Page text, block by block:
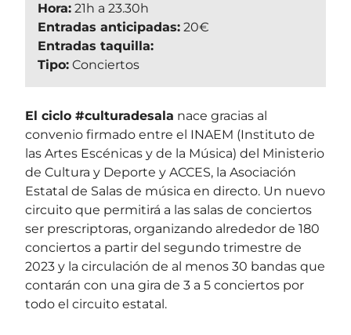
Hora: 21h a 23.30h
Entradas anticipadas: 20€
Entradas taquilla:
Tipo: Conciertos
El ciclo #culturadesala nace gracias al
convenio firmado entre el INAEM (Instituto de
las Artes Escénicas y de la Música) del Ministerio
de Cultura y Deporte y ACCES, la Asociación
Estatal de Salas de música en directo. Un nuevo
circuito que permitirá a las salas de conciertos
ser prescriptoras, organizando alrededor de 180
conciertos a partir del segundo trimestre de
2023 y la circulación de al menos 30 bandas que
contarán con una gira de 3 a 5 conciertos por
todo el circuito estatal.